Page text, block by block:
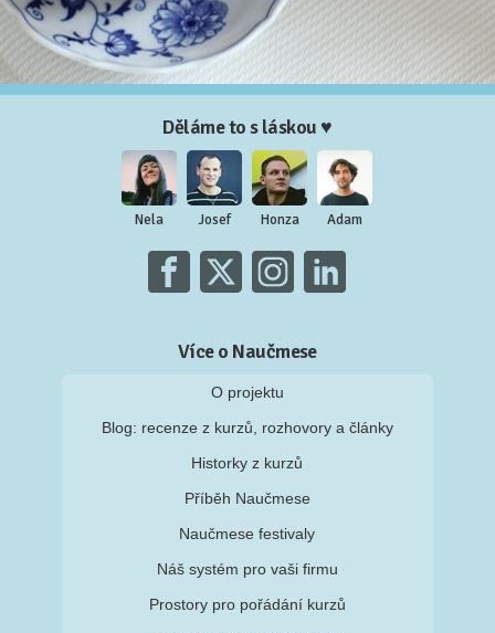
Děláme to s láskou ♥
Nela Josef Honza Adam
Více o Naučmese
O projektu
Blog: recenze z kurzů, rozhovory a články
Historky z kurzů
Příběh Naučmese
Naučmese festivaly
Náš systém pro vaši firmu
Prostory pro pořádání kurzů